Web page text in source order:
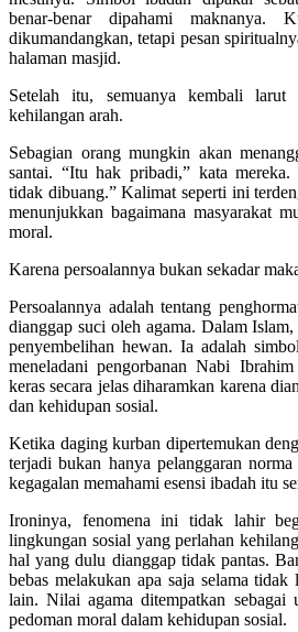
benar-benar dipahami maknanya.
dikumandangkan, tetapi pesan
halaman masjid.
Setelah itu, semuanya kembali
kehilangan arah.
Sebagian orang mungkin akan
santai. “Itu hak pribadi,” kata mereka.
tidak dibuang.” Kalimat seperti ini
menunjukkan bagaimana masyarakat
moral.
Karena persoalannya bukan sekadar
Persoalannya adalah tentang
dianggap suci oleh agama. Dalam
penyembelihan hewan. Ia adalah
meneladani pengorbanan Nabi
keras secara jelas diharamkan karena
dan kehidupan sosial.
Ketika daging kurban dipertemukan
terjadi bukan hanya pelanggaran
kegagalan memahami esensi ibadah itu
Ironinya, fenomena ini tidak lahir
lingkungan sosial yang perlahan
hal yang dulu dianggap tidak pantas.
bebas melakukan apa saja selama
lain. Nilai agama ditempatkan sebagai
pedoman moral dalam kehidupan sosial.